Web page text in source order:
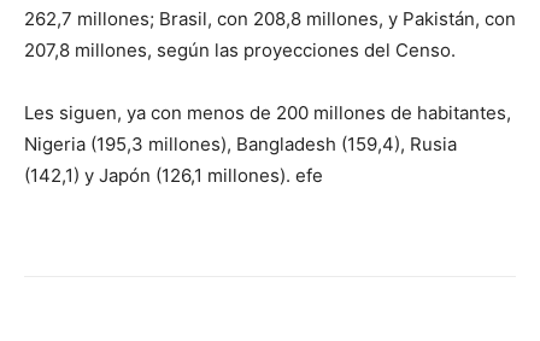
262,7 millones; Brasil, con 208,8 millones, y Pakistán, con
207,8 millones, según las proyecciones del Censo.
Les siguen, ya con menos de 200 millones de habitantes,
Nigeria (195,3 millones), Bangladesh (159,4), Rusia
(142,1) y Japón (126,1 millones). efe